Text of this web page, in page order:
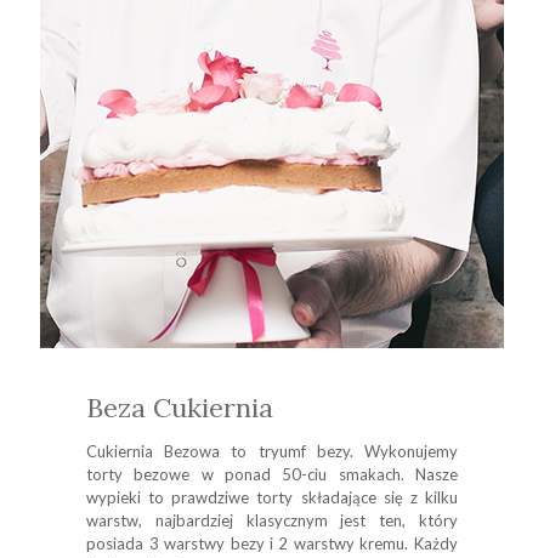
Beza Cukiernia
Cukiernia Bezowa to tryumf bezy. Wykonujemy
torty bezowe w ponad 50-ciu smakach. Nasze
wypieki to prawdziwe torty składające się z kilku
warstw, najbardziej klasycznym jest ten, który
posiada 3 warstwy bezy i 2 warstwy kremu. Każdy